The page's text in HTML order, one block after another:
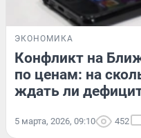
ЭКОНОМИКА
Конфликт на
по ценам: на
ждать ли
5 марта, 2026, 09:10 452